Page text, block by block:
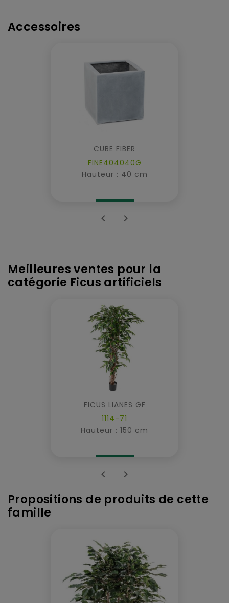
Accessoires
CUBE FIBER
FINE404040G
Hauteur : 40 cm
 
Meilleures ventes pour la
catégorie Ficus artificiels
FICUS LIANES GF
1114-71
Hauteur : 150 cm
 
Propositions de produits de cette
famille